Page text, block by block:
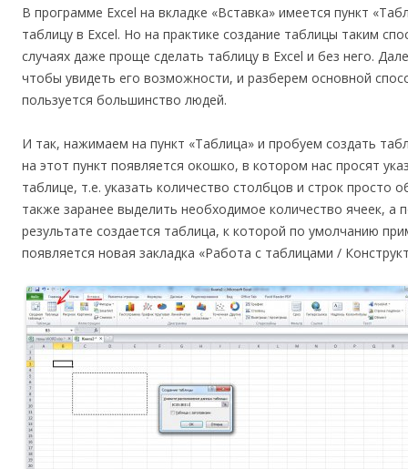
В программе Excel на вкладке «Вставка» имеется пункт
таблицу в Excel. Но на практике создание таблицы таким
случаях даже проще сделать таблицу в Excel и без него.
чтобы увидеть его возможности, и разберем основной
пользуется большинство людей.
И так, нажимаем на пункт «Таблица» и пробуем создать
на этот пункт появляется окошко, в котором нас просят
таблице, т.е. указать количество столбцов и строк
также заранее выделить необходимое количество ячеек,
результате создается таблица, к которой по умолчанию
появляется новая закладка «Работа с таблицами /